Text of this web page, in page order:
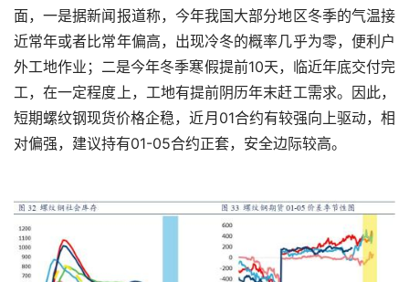
面，一是据新闻报道称，今年我国大部分地区冬季的气温接
近常年或者比常年偏高，出现冷冬的概率几乎为零，便利户
外工地作业；二是今年冬季寒假提前10天，临近年底交付完
工，在一定程度上，工地有提前阴历年末赶工需求。因此，
短期螺纹钢现货价格企稳，近月01合约有较强向上驱动，相
对偏强，建议持有01-05合约正套，安全边际较高。